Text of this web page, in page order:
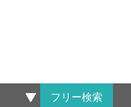
フリー検索